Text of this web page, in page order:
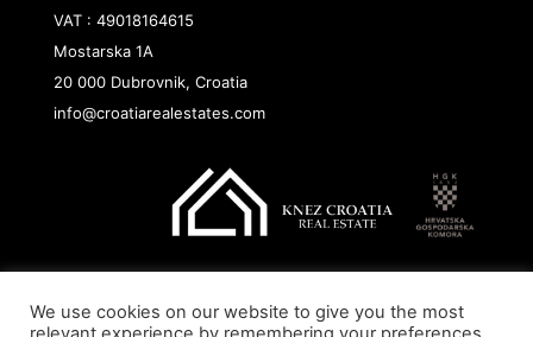
VAT : 49018164615
Mostarska 1A
20 000 Dubrovnik, Croatia
info@croatiarealestates.com
Copyright@ 2026 Knez Croatia d.o.o.
We use cookies on our website to give you the most